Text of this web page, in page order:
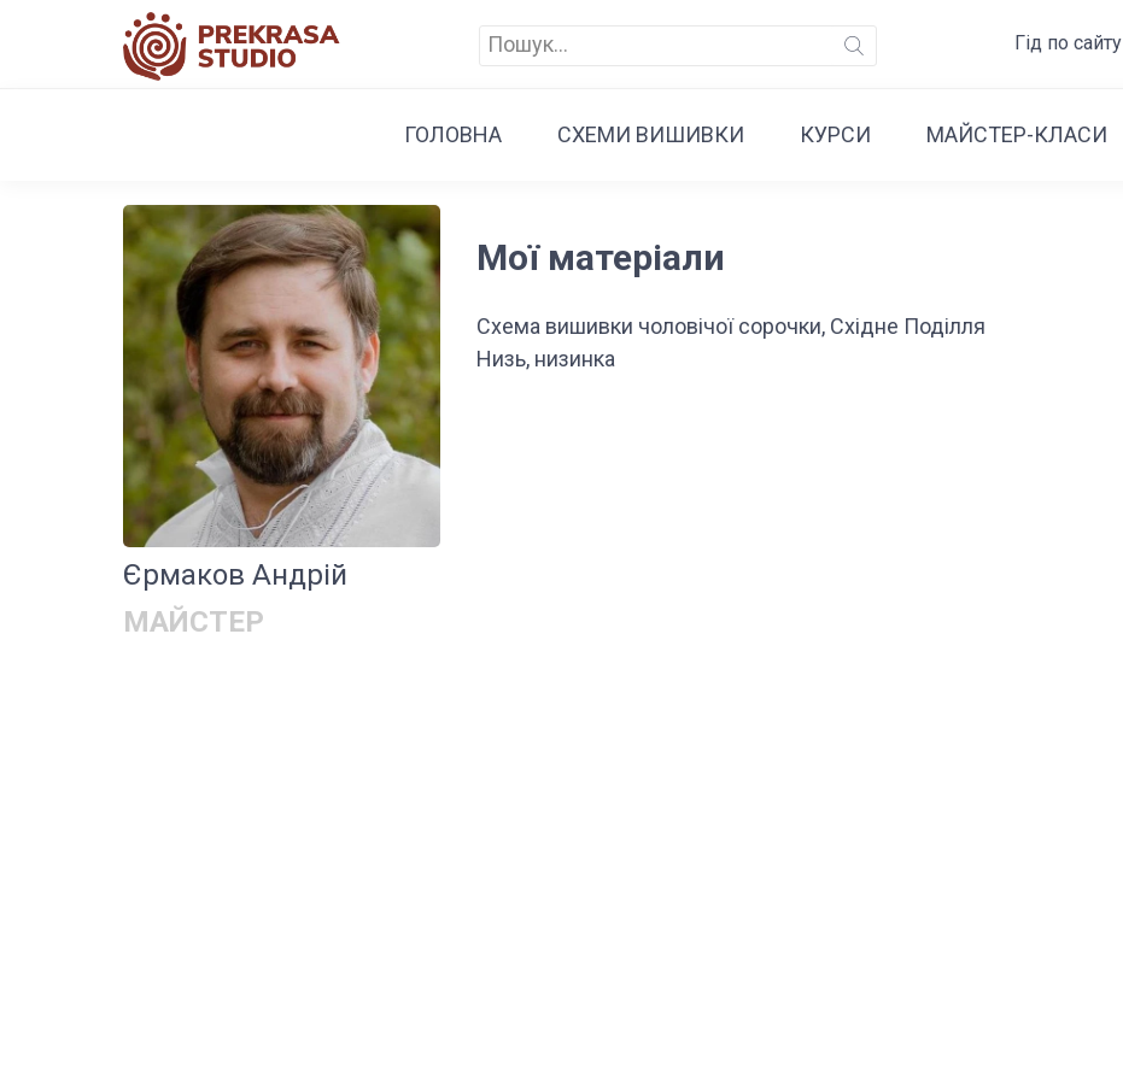
Гід по сайту
ГОЛОВНА CХЕМИ ВИШИВКИ КУРСИ МАЙСТЕР-КЛАСИ
Єрмаков Андрій
МАЙСТЕР
Мої матеріали
Схема вишивки чоловічої сорочки, Східне Поділля
Низь, низинка